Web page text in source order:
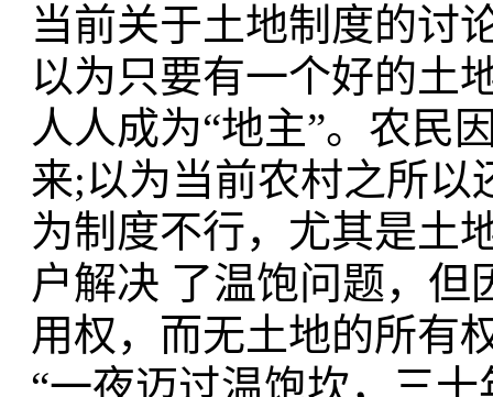
当前关于土地制度的讨
以为只要有一个好的土
人人成为“地主”。农民
来;以为当前农村之所以
为制度不行，尤其是土
户解决 了温饱问题，但
用权，而无土地的所有
“一夜迈过温饱坎，三